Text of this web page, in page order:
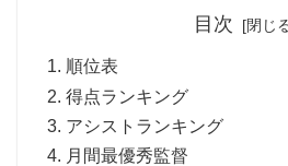
目次
順位表
得点ランキング
アシストランキング
月間最優秀監督